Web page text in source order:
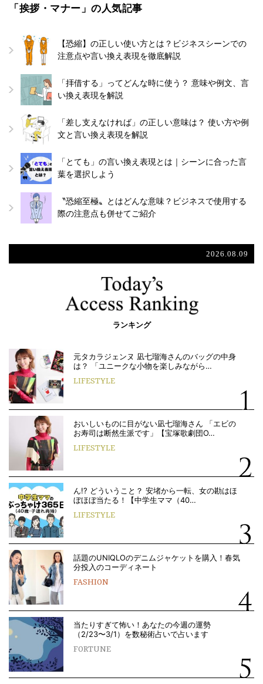
「挨拶・マナー」の人気記事
【恐縮】の正しい使い方とは？ビジネスシーンでの
注意点や言い換え表現を徹底解説
「拝借する」ってどんな時に使う？ 意味や例文、言
い換え表現を解説
「差し支えなければ」の正しい意味は？ 使い方や例
文と言い換え表現を解説
「とても」の言い換え表現とは｜シーンに合った言
葉を選択しよう
〝恐縮至極〟とはどんな意味？ビジネスで使用する
際の注意点も併せてご紹介
2026.08.09
ランキング
元タカラジェンヌ 凪七瑠海さんのバッグの中身
は？ 「ユニークな小物を楽しみながら…
LIFESTYLE
おいしいものに目がない凪七瑠海さん 「エビの
お寿司は断然生派です」【宝塚歌劇団O…
LIFESTYLE
ん!? どういうこと？ 安堵から一転、女の勘はほ
ぼほぼ当たる！【中学生ママ（40…
LIFESTYLE
話題のUNIQLOのデニムジャケットを購入！春気
分投入のコーディネート
FASHION
当たりすぎて怖い！あなたの今週の運勢
（2/23〜3/1）を数秘術占いで占います
FORTUNE